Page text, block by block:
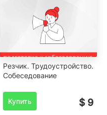
Резчик. Трудоустройство.
Собеседование
Купить $ 9